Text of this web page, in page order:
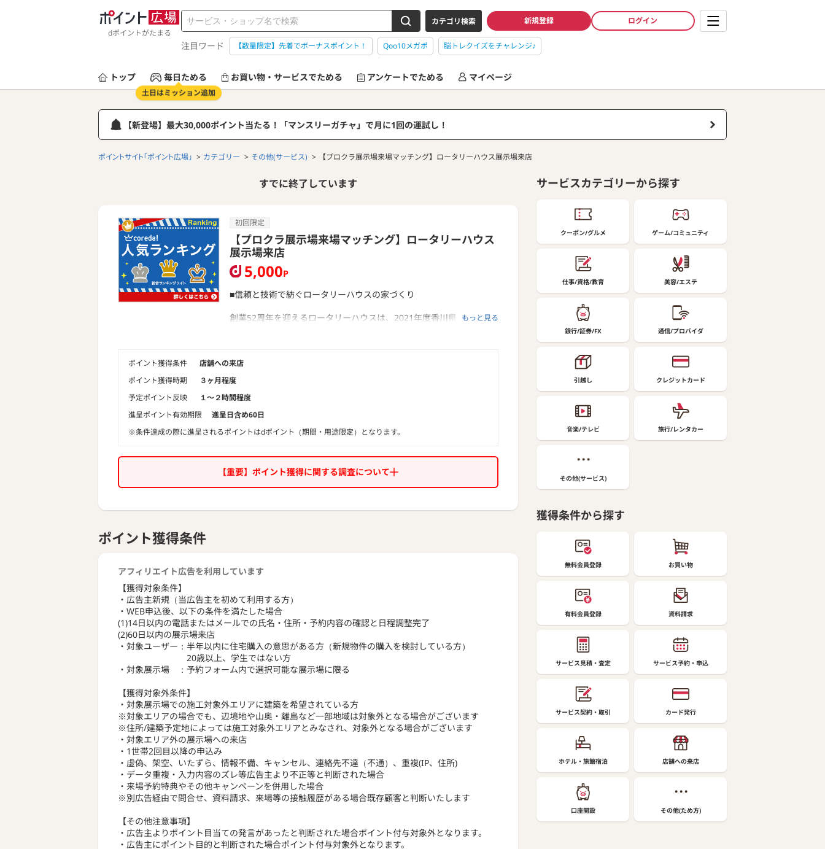
dポイントがたまる
カテゴリ検索 新規登録 ログイン
注目ワード 【数量限定】先着でボーナスポイント！ Qoo10メガポ 脳トレクイズをチャレンジ♪
トップ 毎日ためる
土日はミッション追加
お買い物・サービスでためる アンケートでためる マイページ
【新登場】最大30,000ポイント当たる！「マンスリーガチャ」で月に1回の運試し！
ポイントサイト「ポイント広場」 カテゴリー その他(サービス) 【プロクラ展示場来場マッチング】ロータリーハウス展示場来店
すでに終了しています
初回限定
【プロクラ展示場来場マッチング】ロータリーハウス
展示場来店
5,000P
■信頼と技術で紡ぐロータリーハウスの家づくり
創業52周年を迎えるロータリーハウスは、2021年度香川県・高松市
し
・全棟耐震性
・耐久性
・エネルギー効率
に優れた、長期優良住宅をご提供しています。
信頼と実績を礎に、これからもお客様に喜ばれる家づくりを追求し続
けます。
■３つの強みとこだわり
（1）生活に寄り添う、建築士と創るロータリーハウスの家づくり
慮した上で、
暮らしやすさとデザインを両方叶えた家づくりを行いませんか？
（2）未来へ受け継ぐ、ロータリーハウスの長期優良住宅
長期優良住宅の品質で安心の家を提供。
耐震等級3、劣化対策等級3、維持管理対策等級3、
一次エネルギー消費量等級6と全ての必須項目で最高等級の品質を誇
国が定める基準をクリアし、世代を超えて受け継がれる住まいを実
現。
省エネと快適さを兼ね備え、未来に向けた安定した生活をサポートし
ます。
（3）自社分譲地に建築したリアルサイズのモデルハウス
ロータリーハウスは不動産会社のルーツを活かし、土地探しから理想
の家づくりを支援しています。
リアルサイズの間取りやコーディネート、設備などを見ることでより
家づくりの
もっと見る
ポイント獲得条件
店舗への来店
ポイント獲得時期
３ヶ月程度
予定ポイント反映
１〜２時間程度
進呈ポイント有効期限
進呈日含め60日
※条件達成の際に進呈されるポイントはdポイント（期間・用途限定）となります。
【重要】ポイント獲得に関する調査について
ポイント獲得条件
アフィリエイト広告を利用しています
【獲得対象条件】
・広告主新規（当広告主を初めて利用する方）
・WEB申込後、以下の条件を満たした場合
(1)14日以内の電話またはメールでの氏名・住所・予約内容の確認と日程調整完了
(2)60日以内の展示場来店
・対象ユーザー：半年以内に住宅購入の意思がある方（新規物件の購入を検討している方）
20歳以上、学生ではない方
・対象展示場 ：予約フォーム内で選択可能な展示場に限る
【獲得対象外条件】
・対象展示場での施工対象外エリアに建築を希望されている方
※対象エリアの場合でも、辺境地や山奥・離島など一部地域は対象外となる場合がございます
※住所/建築予定地によっては施工対象外エリアとみなされ、対象外となる場合がございます
・対象エリア外の展示場への来店
・1世帯2回目以降の申込み
・虚偽、架空、いたずら、情報不備、キャンセル、連絡先不達（不通）、重複(IP、住所)
・データ重複・入力内容のズレ等広告主より不正等と判断された場合
・来場予約特典やその他キャンペーンを併用した場合
※別広告経由で問合せ、資料請求、来場等の接触履歴がある場合既存顧客と判断いたします
【その他注意事項】
・広告主よりポイント目当ての発言があったと判断された場合ポイント付与対象外となります。
・広告主にポイント目的と判断された場合ポイント付与対象外となります。
サービスカテゴリーから探す
クーポン/グルメ ゲーム/コミュニティ
仕事/資格/教育 美容/エステ
銀行/証券/FX 通信/プロバイダ
引越し クレジットカード
音楽/テレビ 旅行/レンタカー
その他(サービス)
獲得条件から探す
無料会員登録 お買い物
有料会員登録 資料請求
サービス見積・査定 サービス予約・申込
サービス契約・取引 カード発行
ホテル・旅館宿泊 店舗への来店
口座開設 その他(ため方)